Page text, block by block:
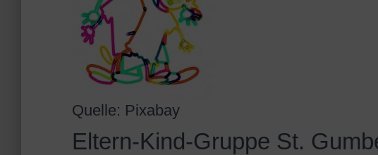
Quelle: Pixabay
Eltern-Kind-Gruppe St.